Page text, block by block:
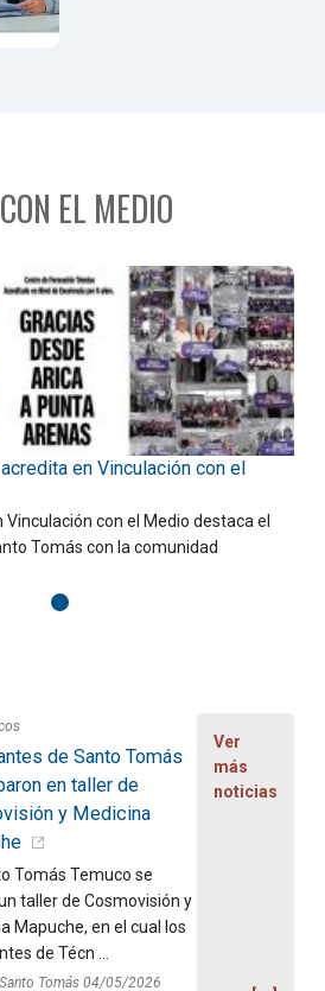
EL MEDIO
en Vinculación con el
con el Medio destaca el
Tomás con la comunidad
de Santo Tomás
en taller de
y Medicina
Tomás Temuco se
taller de Cosmovisión y
Mapuche, en el cual los
de Técn ...
Tomás 04/05/2026
Ver
más
noticias